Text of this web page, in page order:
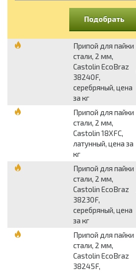
Подобрать
Припой для пайки
стали, 2 мм,
Castolin EcoBraz
38240F,
серебряный, цена
за кг
Припой для пайки
стали, 2 мм,
Castolin 18XFC,
латунный, цена за
кг
Припой для пайки
стали, 2 мм,
Castolin EcoBraz
38230F,
серебряный, цена
за кг
Припой для пайки
стали, 2 мм,
Castolin EcoBraz
38245F,